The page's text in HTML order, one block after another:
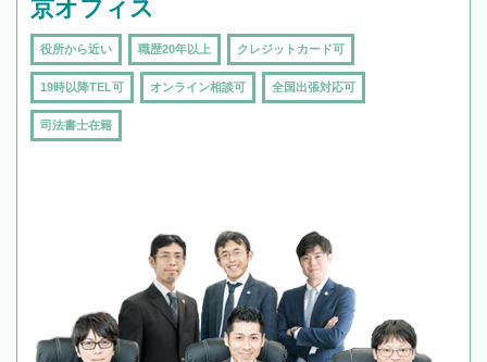
京オフィス
役所から近い 職歴20年以上 クレジットカード可
19時以降TEL可 オンライン相談可 全国出張対応可
司法書士在籍